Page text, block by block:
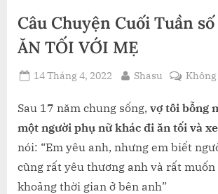
Câu Chuyện Cuối Tuần số
ĂN TỐI VỚI MẸ
Posted
14 Tháng 4, 2022 By
Shasu
Sau 17 năm chung sống, vợ tôi bỗng
một người phụ nữ khác đi ăn tối và
nói: “Em yêu anh, nhưng em biết
cũng rất yêu thương anh và rất muốn
khoảng thời gian ở bên anh”